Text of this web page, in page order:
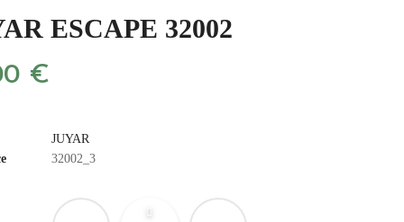
ESCAPE 32002
€
JUYAR
32002_3